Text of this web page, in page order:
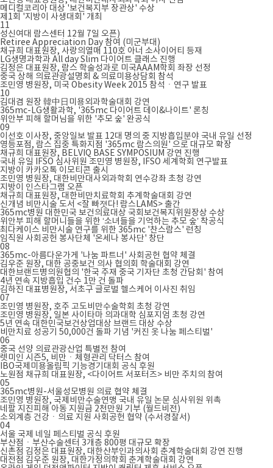
메디컬코리아 대상 '보건복지부 장관상' 수상
제1회 '지방이 사생대회' 개최
11
성신여대 람스센터 12월 7일 오픈)
Retiree Appreciation Day 참여 (미군부대)
채규희 대표원장, 사랑의열매 110호 아너 소사이어티 등재
LG생명과학과 All day Slim 다이어트 클래스 진행
김정은 대표원장, 람스 학술성과로 미국AAAM학회 좌장 선정
중국 상해 의료관광설명회 & 의료미용상담회 참석
조민영 병원장, 미국 Obesity Week 2015 참석ㆍ연구 발표
10
김대겸 원장 韓中日미용외과학술대회 강연
365mc-LG생활과학, '365mc 다이어트 데이&나이트' 론칭
위안부 피해 할머님을 위한 '추모 숲' 완공식
09
이선호 이사장, 중앙일보 발표 12대 명의 중 지방흡입분야 국내 유일 선정
영등포점, 람스 집중 특화지점 '365mc 람스의원' 으로 대규모 확장
채규희 대표원장, BELVIQ BASE SYMPOSIUM 강연 진행
국내 유일 IFSO 심사위원 조민영 병원장, IFSO 세계학회 연구발표
지방이 카카오톡 이모티콘 출시
조민영 병원장, 대한비만대사외과학회 연수강좌 초청 강연
지방이 인스타그램 오픈
채규희 대표원장, 대한비만치료학회 추계학술대회 강연
신개념 비만시술 도서 <잘 빠졋다! 람스LAMS> 출간
365mc병원 대한민국 보건의료대상 국회보건복지위원장상 수상
위안부 피해 할머니들을 위한 ‘소녀들을 기억하는 추모 숲’ 착공식
최다케이스 비만시술 연구를 위한 365mc '찬스람스' 런칭
임직원 사회공헌 봉사단체 '온세나 봉사단' 창단
08
365mc-아름다운가게 '나눔 파트너' 사회공헌 협약 체결
김우준 원장, 대한 공중보건 의사 협의회 학술대회 강연
대한브랜드병의원협의 '한국 주재 중국 기자단 초청 간담회' 참여
4년 연속 지방흡입 건수 1만 건 돌파
김하진 대표병원장, 서초구 글로벌 헬스케어 이사진 취임
07
조민영 병원장, 호주 고도비만수술학회 초청 강연
조민영 병원장, 일본 사이타마 의과대학 심포지엄 초청 강연
5년 연속 대한민국보건상업대상 브랜드 대상 수상
비만치료 성공기 50,000건 돌파 기념 '커진 옷 나눔 페스티벌'
06
중국 선양 의료관광산업 특별전 참여
렛미인 시즌5, 비만ㆍ체형관리 닥터스 참여
IBO국제미용올림픽 기능경기대회 공식 후원
노원점 채규희 대표원장, <다이어트 서포터즈> 비만 주치의 참여
05
365mc병원-서울성모병원 의료 협약 체결
조민영 병원장, 국제비만수술연맹 국내 유일 논문 심사위원 위촉
네팔 지진피해 아동 지원금 2천만원 기부 (월드비전)
소외계층 건강ㆍ의료 지원 사회공헌 협약 (수서경찰서)
04
서울 국제 네일 페스티벌 공식 후원
부산점ㆍ부산수술센터 3개층 800평 대규모 확장
신촌점 김정은 대표원장, 대한산부인과의사회 춘계학술대회 강연 진행
대전점 김우준 원장, 대한가정의학회 춘계학술대회 강연